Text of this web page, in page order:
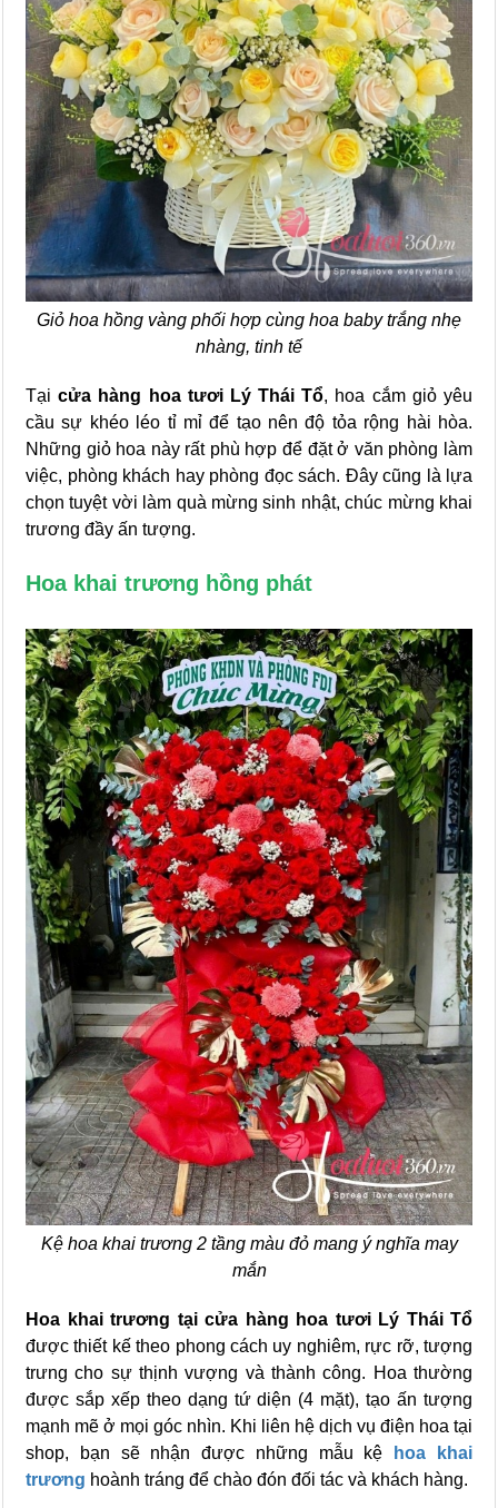
Giỏ hoa hồng vàng phối hợp cùng hoa baby trắng nhẹ
nhàng, tinh tế
Tạicửa hàng hoa tươi Lý Thái Tổ, hoa cắm giỏ yêu
cầu sự khéo léo tỉ mỉ để tạo nên độ tỏa rộng hài hòa.
Những giỏ hoa này rất phù hợp để đặt ở văn phòng làm
việc, phòng khách hay phòng đọc sách. Đây cũng là lựa
chọn tuyệt vời làm quà mừng sinh nhật, chúc mừng khai
trương đầy ấn tượng.
Hoa khai trương hồng phát
Kệ hoa khai trương 2 tầng màu đỏ mang ý nghĩa may
mắn
Hoa khai trương tại cửa hàng hoa tươi Lý Thái Tổ
được thiết kế theo phong cách uy nghiêm, rực rỡ, tượng
trưng cho sự thịnh vượng và thành công. Hoa thường
được sắp xếp theo dạng tứ diện (4 mặt), tạo ấn tượng
mạnh mẽ ở mọi góc nhìn. Khi liên hệ dịch vụ điện hoa tại
shop, bạn sẽ nhận được những mẫu kệ
hoa khai
trương hoành tráng để chào đón đối tác và khách hàng.